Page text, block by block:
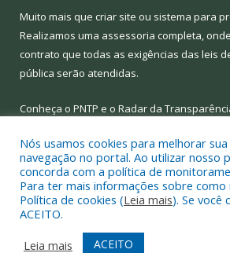
Muito mais que criar site ou sistema para
Realizamos uma assessoria completa,
contrato que todas as exigências das leis
pública serão atendidas.
Conheça o PNTP e o Radar da
Todos os direitos reservados a Prefeitura
do Ajuru.
Mapa do Site
Acessar Área
Nós usamos cookies para melhorar
navegação no portal. Ao utilizar nosso
concorda com a política de
Para ter mais informações sobre como
Política de cookies (Leia mais). Se você
ACEITO.
Leia mais
ACEITO